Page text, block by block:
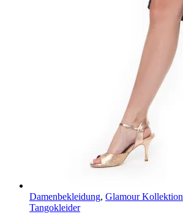
Damenbekleidung, Glamour Kollektion
Tangokleider